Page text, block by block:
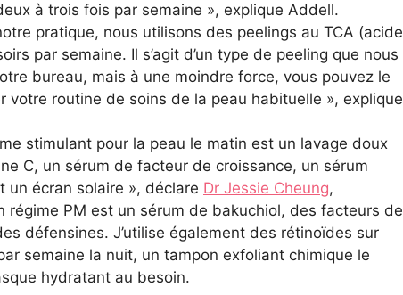
à trois fois par semaine », explique Addell.
pratique, nous utilisons des peelings au TCA (acide
par semaine. Il s’agit d’un type de peeling que nous
bureau, mais à une moindre force, vous pouvez le
votre routine de soins de la peau habituelle », explique
stimulant pour la peau le matin est un lavage doux
C, un sérum de facteur de croissance, un sérum
écran solaire », déclare Dr Jessie Cheung,
régime PM est un sérum de bakuchiol, des facteurs de
défensines. J’utilise également des rétinoïdes sur
semaine la nuit, un tampon exfoliant chimique le
hydratant au besoin.